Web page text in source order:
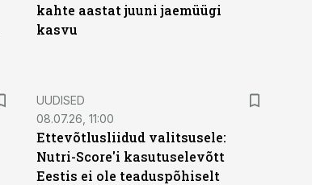
kahte aastat juuni jaemüügi
kasvu
UUDISED
08.07.26, 11:00
Ettevõtlusliidud valitsusele:
Nutri-Score'i kasutuselevõtt
Eestis ei ole teaduspõhiselt